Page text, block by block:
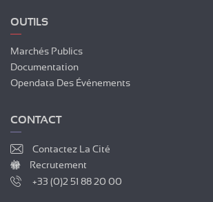
OUTILS
Marchés Publics
Documentation
Opendata Des Événements
CONTACT
Contactez La Cité
Recrutement
+33 (0)2 51 88 20 00